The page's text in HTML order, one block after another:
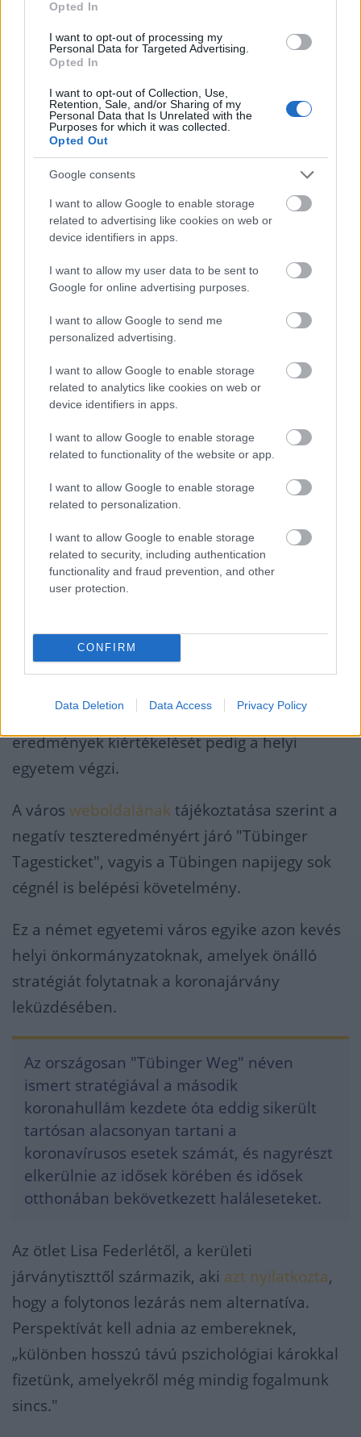
Opted In
I want to opt-out of processing my
Personal Data for Targeted Advertising.
Opted In
I want to opt-out of Collection, Use,
Retention, Sale, and/or Sharing of my
Personal Data that Is Unrelated with the
Purposes for which it was collected.
Opted Out
Google consents
I want to allow Google to enable storage
related to advertising like cookies on web or
device identifiers in apps.
I want to allow my user data to be sent to
Google for online advertising purposes.
I want to allow Google to send me
personalized advertising.
I want to allow Google to enable storage
related to analytics like cookies on web or
device identifiers in apps.
I want to allow Google to enable storage
related to functionality of the website or app.
I want to allow Google to enable storage
related to personalization.
I want to allow Google to enable storage
related to security, including authentication
functionality and fraud prevention, and other
user protection.
CONFIRM
Data Deletion Data Access Privacy Policy
A „Biztonságos nyitás” projekt lényege, hogy
bebizonyítsa: tesztekkel ki lehet szűrni a
fertőzötteket, a többiek viszont élhetik az
életüket. Mindez Németországban, ahol a
fertőzések számának drámai növekedése
miatt a napokban éppen a lezárás
A március 16-án kezdődött projekt
részeként kinyithatnak az éttermek, bárok
szabadtéri részlegei, valamint a művészeti
és kulturális intézmények, például
színházak, mozik és könyvtárak. Ezekbe
azonban 14 felett csak azok mehetnek be,
dolgozni is, akik negatív koronavírus-
tesztet produkálnak valamelyik ingyenes
nyilvános tesztállomáson vagy olyan
megengedett a gyorsteszt. A vállalatok és
létesítmények kötelesek ellenőrizni a
kötelező gyorsteszt betartását.
Baden-Württemberg állam jóváhagyta a
húsvét hétfőig tartó mintaprojektet, amelyet a
Vöröskereszttel együttműködve hajt végre, az
eredmények kiértékelését pedig a helyi
egyetem végzi.
A város weboldalának tájékoztatása szerint a
negatív teszteredményért járó "Tübinger
Tagesticket", vagyis a Tübingen napijegy sok
cégnél is belépési követelmény.
Ez a német egyetemi város egyike azon kevés
helyi önkormányzatoknak, amelyek önálló
stratégiát folytatnak a koronajárvány
leküzdésében.
Az országosan "Tübinger Weg" néven
ismert stratégiával a második
koronahullám kezdete óta eddig sikerült
tartósan alacsonyan tartani a
koronavírusos esetek számát, és nagyrészt
elkerülnie az idősek körében és idősek
otthonában bekövetkezett haláleseteket.
Az ötlet Lisa Federlétől, a kerületi
járványtiszttől származik, aki azt nyilatkozta,
hogy a folytonos lezárás nem alternatíva.
Perspektívát kell adnia az embereknek,
„különben hosszú távú pszichológiai károkkal
fizetünk, amelyekről még mindig fogalmunk
sincs."